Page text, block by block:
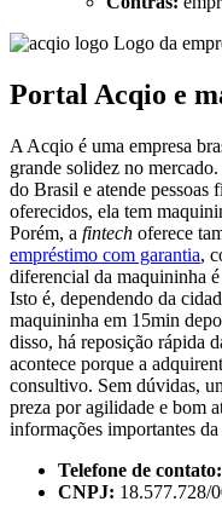
Logo da
Portal Acqio e
A Acqio é uma empresa
grande solidez no
do Brasil e atende pessoas
oferecidos, ela tem
Porém, a fintech oferece
empréstimo com garantia,
diferencial da maquininha é
Isto é, dependendo da
maquininha em 15min
disso, há reposição rápida
acontece porque a
consultivo. Sem dúvidas,
preza por agilidade e bom
informações importantes da
Telefone de contato:
CNPJ: 18.577.728/